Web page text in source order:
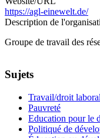
https://agl-einewelt.de/
Description de
Groupe de travail des
Sujets
Travail/droit laboral
Pauvreté
Education pour le
Politiqué de